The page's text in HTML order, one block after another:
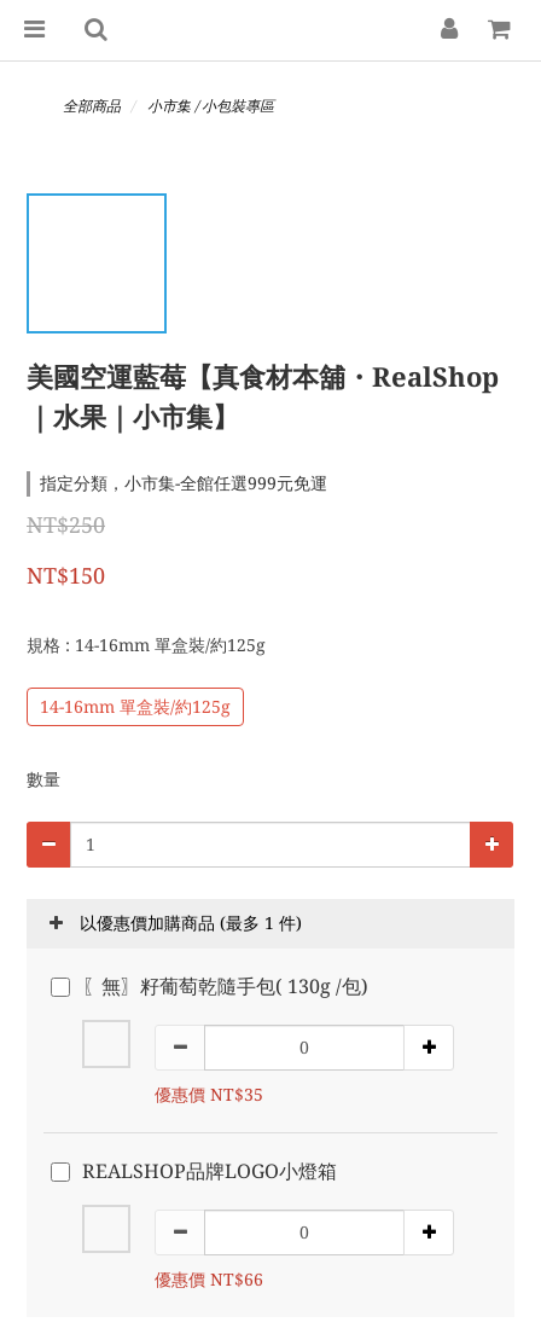
全部商品 小市集 / 小包裝專區
美國空運藍莓【真食材本舖・RealShop
｜水果｜小市集】
指定分類，小市集-全館任選999元免運
NT$250
NT$150
規格 : 14-16mm 單盒裝/約125g
14-16mm 單盒裝/約125g
數量
以優惠價加購商品 (最多 1 件)
〖無〗籽葡萄乾隨手包( 130g /包)
優惠價 NT$35
REALSHOP品牌LOGO小燈箱
優惠價 NT$66